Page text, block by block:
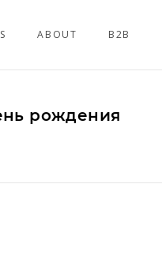
ABOUT B2B
рождения